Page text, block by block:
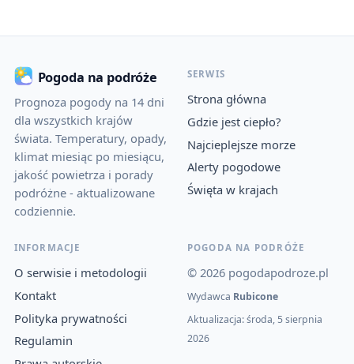
Pogoda na podróże
Prognoza pogody na 14 dni
dla wszystkich krajów
świata. Temperatury, opady,
klimat miesiąc po miesiącu,
jakość powietrza i porady
podróżne - aktualizowane
codziennie.
SERWIS
Strona główna
Gdzie jest ciepło?
Najcieplejsze morze
Alerty pogodowe
Święta w krajach
INFORMACJE
O serwisie i metodologii
Kontakt
Polityka prywatności
Regulamin
POGODA NA PODRÓŻE
© 2026 pogodapodroze.pl
Wydawca Rubicone
Aktualizacja: środa, 5 sierpnia
2026